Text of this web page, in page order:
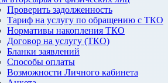
Проверить задолженность
Тариф на услугу по обращению с ТКО
Нормативы накопления ТКО
Договор на услугу (ТКО)
Бланки заявлений
Способы оплаты
Возможности Личного кабинета